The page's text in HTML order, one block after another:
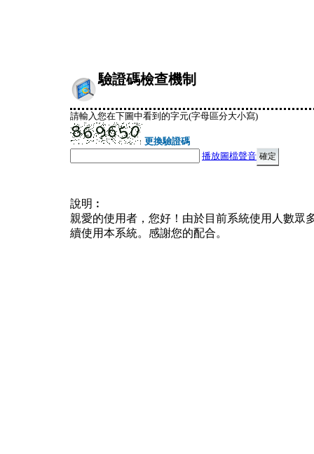
驗證碼檢查機制
請輸入您在下圖中看到的字元(字母區分大小寫)
更換驗證碼
播放圖檔聲音
說明︰
親愛的使用者，您好！由於目前系統使用人數眾
續使用本系統。感謝您的配合。